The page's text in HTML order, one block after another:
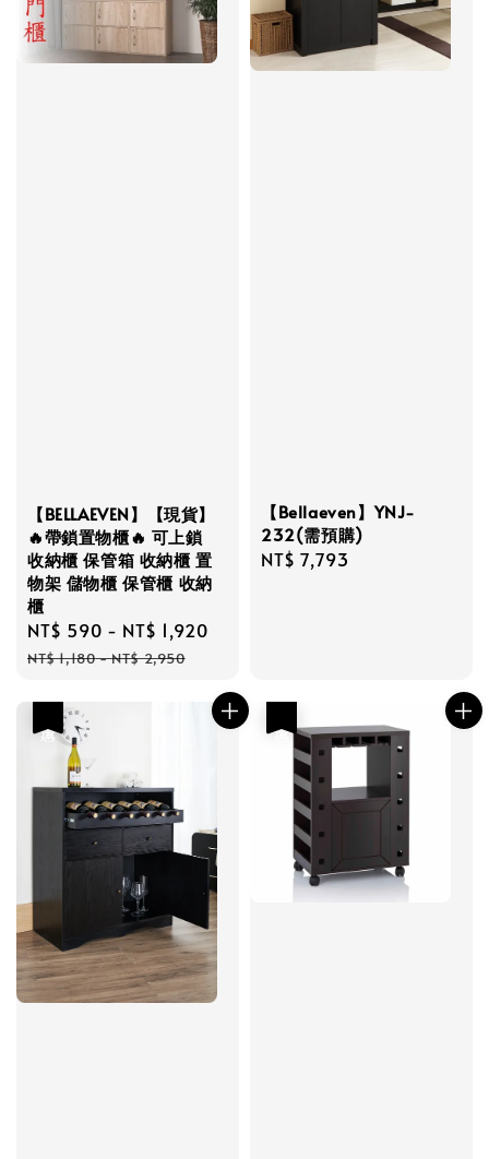
【BELLAEVEN】【現貨】
🔥帶鎖置物櫃🔥 可上鎖
收納櫃 保管箱 收納櫃 置
物架 儲物櫃 保管櫃 收納
櫃
Sale
price
NT$ 590 - NT$ 1,920
NT$ 1,180-NT$ 2,950
【Bellaeven】YNJ-
232(需預購)
Regular
NT$ 7,793